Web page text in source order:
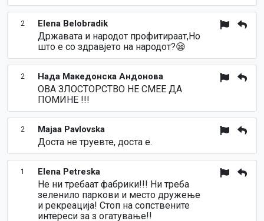
2 Elena Belobradik
Државата и народот профитираат,Но
што е со здравјето на народот?😪
2 Нада Македонска Андонова
ОВА ЗЛОСТОРСТВО НЕ СМЕЕ ДА
ПОМИНЕ !!!
2 Majaa Pavlovska
Доста не труевте, доста е.
1 Elena Petreska
Не ни требаат фабрики!!! Ни треба
зеленило паркови и место дружење
и рекреација! Стоп на сопствените
интереси за з огатување!!